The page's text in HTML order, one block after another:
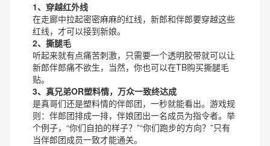
1、穿越红外线
在走廊中拉起密密麻麻的红线，新郎和伴郎要穿越这些
红线，才可以接到新娘。
2、撕腿毛
听起来就有点痛苦刺激，只需要一个透明胶带就可以让
新郎伴郎痛不欲生，当然，你也可以在TB购买撕腿毛
贴。
3、真兄弟OR塑料情，万众一致终达成
是真哥们还是塑料情的伴郎团，一秒就能看出。游戏规
则：伴郎团排成一排，伴娘团出一名成员为指令者。举
个例子，“你们自拍的样子？”“你们跑步的方向？”只有
当伴郎团成员一致才能通关。